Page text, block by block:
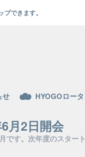
できます。
せ HYOGOロー
月2日開会
です。次年度のスター